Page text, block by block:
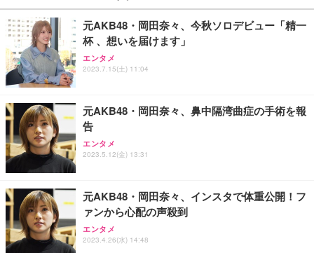
￥27,999
Sezlife オフィスチェア デスクチェア 疲れない テレ
ワーク チェア 強化バックレスト 30度ロッキング機
能 人間工学 椅子 腰サポート 90度跳ね上げ式アーム
務用 おしゃれ パソコンチェア (ブラック)
Sezlife オフィスチェア デスクチェア 疲れない テレ
ワーク チェア 強化バックレスト 30度ロッキング機
能 人間工学 椅子 腰サポート 90度跳ね上げ式アーム
務用 おしゃれ パソコンチェア (ホワイト)
ANDWINT オフィスチェア デスクチェア 肘なし メ
ッシュ 通気性 ランバーサポート付き 腰サポート ガ
ス圧無段階昇降 360度回転 キャスター付き コンパク
￥109,572
【純正品】27"ゲーミングモニター DualSense 充電
フック付き（CFI-ZDM1J）
【整備済み品】Dell E2724HS 27インチ 液晶モニタ
ー フルHD（1920×1080）VA 非光沢 HDMI/DisplayP
ort/VGA スピーカー内蔵 高さ調整 スイベル VESA対
【MiniLED/24.5inch/280Hz/FHD】GRAPHT THE S
HOOTER Gaming Monitor 24” Essential ゲーミン
グモニター QD 24.5インチ 1ms FHD 量子ドット 残
￥3,234
ネオ・ルーライフ ネオ・オムツ L 中型犬用 26枚入
り 単品
Smart Basic(スマートベーシック) 【Amazon.co.jp
限定】 Smart Basic アイリスオーヤマ ペットシーツ
超厚型 お徳用 ワイド 100枚入 (x 1) (ケース販売)
アイリスオーヤマ ペットシーツ 超厚型 お徳用 レギ
ュラー 200枚入【Amazon.co.jp限定】
元AKB48・岡田奈々、今秋ソロデビュー「精一
杯 、想いを届けます」
エンタメ
2023.7.15(土) 11:04
元AKB48・岡田奈々、鼻中隔湾曲症の手術を報
告
エンタメ
2023.5.12(金) 13:31
元AKB48・岡田奈々、インスタで体重公開！フ
ァンから心配の声殺到
エンタメ
2023.4.26(水) 14:48